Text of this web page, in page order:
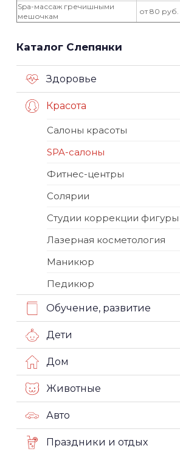
Spa-массаж гречишными
мешочкам
от 80 руб.
Каталог Слепянки
Здоровье
Красота
Салоны красоты
SPA-салоны
Фитнес-центры
Солярии
Студии коррекции фигуры
Лазерная косметология
Маникюр
Педикюр
Обучение, развитие
Дети
Дом
Животные
Авто
Праздники и отдых